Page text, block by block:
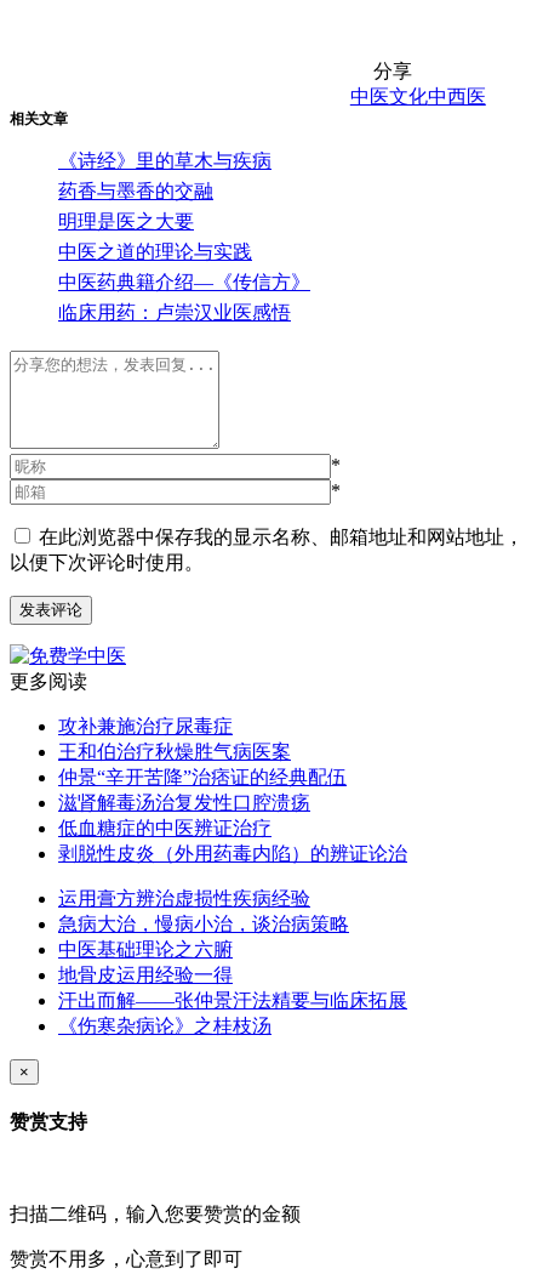
分享
相关文章
《诗经》里的草木与疾病
药香与墨香的交融
明理是医之大要
中医之道的理论与实践
中医药典籍介绍—《传信方》
临床用药：卢崇汉业医感悟
中医文化中西医
*
*
在此浏览器中保存我的显示名称、邮箱地址和网站地址，
以便下次评论时使用。
更多阅读
攻补兼施治疗尿毒症
王和伯治疗秋燥胜气病医案
仲景“辛开苦降”治痞证的经典配伍
滋肾解毒汤治复发性口腔溃疡
低血糖症的中医辨证治疗
剥脱性皮炎（外用药毒内陷）的辨证论治
运用膏方辨治虚损性疾病经验
急病大治，慢病小治，谈治病策略
中医基础理论之六腑
地骨皮运用经验一得
汗出而解——张仲景汗法精要与临床拓展
《伤寒杂病论》之桂枝汤
×
赞赏支持
扫描二维码，输入您要赞赏的金额
赞赏不用多，心意到了即可